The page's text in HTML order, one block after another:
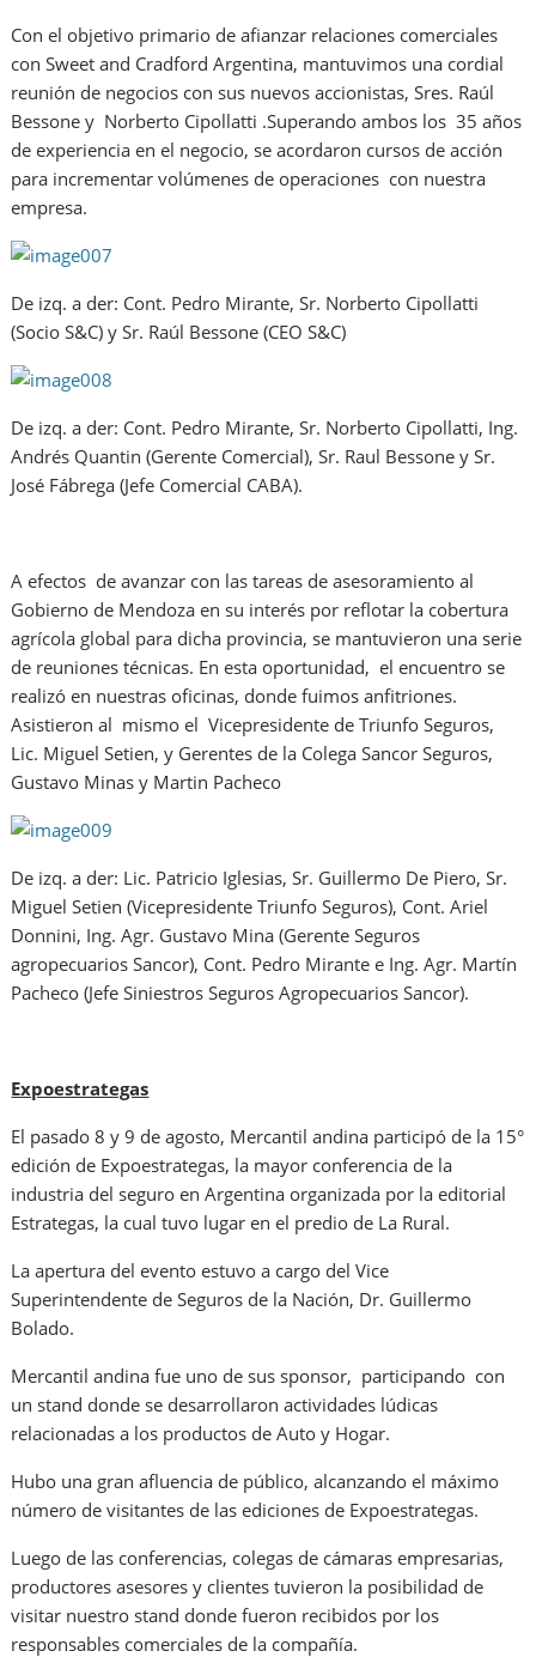
Con el objetivo primario de afianzar relaciones comerciales
con Sweet and Cradford Argentina, mantuvimos una cordial
reunión de negocios con sus nuevos accionistas, Sres. Raúl
Bessone y Norberto Cipollatti .Superando ambos los 35 años
de experiencia en el negocio, se acordaron cursos de acción
para incrementar volúmenes de operaciones con nuestra
empresa.
De izq. a der: Cont. Pedro Mirante, Sr. Norberto Cipollatti
(Socio S&C) y Sr. Raúl Bessone (CEO S&C)
De izq. a der: Cont. Pedro Mirante, Sr. Norberto Cipollatti, Ing.
Andrés Quantin (Gerente Comercial), Sr. Raul Bessone y Sr.
José Fábrega (Jefe Comercial CABA).
A efectos de avanzar con las tareas de asesoramiento al
Gobierno de Mendoza en su interés por reflotar la cobertura
agrícola global para dicha provincia, se mantuvieron una serie
de reuniones técnicas. En esta oportunidad, el encuentro se
realizó en nuestras oficinas, donde fuimos anfitriones.
Asistieron al mismo el Vicepresidente de Triunfo Seguros,
Lic. Miguel Setien, y Gerentes de la Colega Sancor Seguros,
Gustavo Minas y Martin Pacheco
De izq. a der: Lic. Patricio Iglesias, Sr. Guillermo De Piero, Sr.
Miguel Setien (Vicepresidente Triunfo Seguros), Cont. Ariel
Donnini, Ing. Agr. Gustavo Mina (Gerente Seguros
agropecuarios Sancor), Cont. Pedro Mirante e Ing. Agr. Martín
Pacheco (Jefe Siniestros Seguros Agropecuarios Sancor).
Expoestrategas
El pasado 8 y 9 de agosto, Mercantil andina participó de la 15°
edición de Expoestrategas, la mayor conferencia de la
industria del seguro en Argentina organizada por la editorial
Estrategas, la cual tuvo lugar en el predio de La Rural.
La apertura del evento estuvo a cargo del Vice
Superintendente de Seguros de la Nación, Dr. Guillermo
Bolado.
Mercantil andina fue uno de sus sponsor, participando con
un stand donde se desarrollaron actividades lúdicas
relacionadas a los productos de Auto y Hogar.
Hubo una gran afluencia de público, alcanzando el máximo
número de visitantes de las ediciones de Expoestrategas.
Luego de las conferencias, colegas de cámaras empresarias,
productores asesores y clientes tuvieron la posibilidad de
visitar nuestro stand donde fueron recibidos por los
responsables comerciales de la compañía.